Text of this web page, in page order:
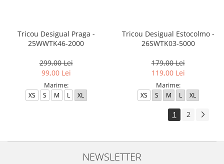
Tricou Desigual Praga -
25WWTK46-2000
299,00 Lei
99,00 Lei
Marime:
XS S M L XL
Tricou Desigual Estocolmo -
26SWTK03-5000
179,00 Lei
119,00 Lei
Marime:
XS S M L XL
1 2
NEWSLETTER